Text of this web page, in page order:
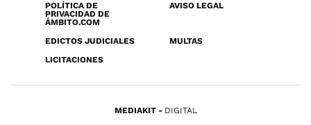
POLÍTICA DE
PRIVACIDAD DE
ÁMBITO.COM
AVISO LEGAL
EDICTOS JUDICIALES
MULTAS
LICITACIONES
MEDIAKIT DIGITAL